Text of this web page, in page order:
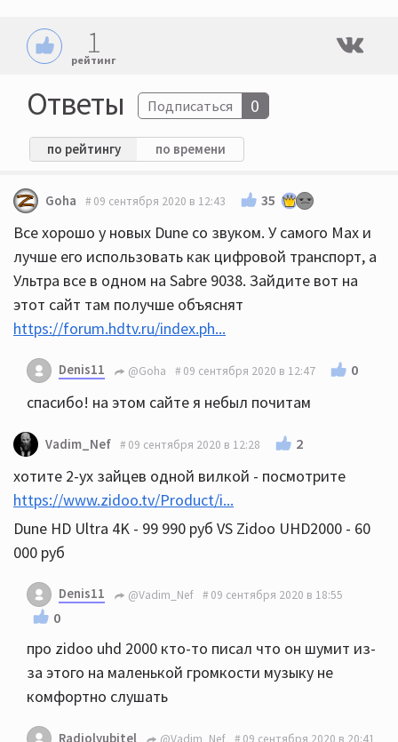
1
рейтинг
Ответы Подписаться 0
по рейтингу по времени
Goha 09 сентября 2020 в 12:43 35
Все хорошо у новых Dune со звуком. У самого Мах и
лучше его использовать как цифровой транспорт, а
Ультра все в одном на Sabre 9038. Зайдите вот на
этот сайт там получше объяснят
https://forum.hdtv.ru/index.ph...
Denis11 @Goha 09 сентября 2020 в 12:47 0
спасибо! на этом сайте я небыл почитам
Vadim_Nef 09 сентября 2020 в 12:28 2
хотите 2-ух зайцев одной вилкой - посмотрите
https://www.zidoo.tv/Product/i...
Dune HD Ultra 4K - 99 990 руб VS Zidoo UHD2000 - 60
000 руб
Denis11 @Vadim_Nef 09 сентября 2020 в 18:55
0
про zidoo uhd 2000 кто-то писал что он шумит из-
за этого на маленькой громкости музыку не
комфортно слушать
Radiolyubitel @Vadim_Nef 09 сентября 2020 в 20:41